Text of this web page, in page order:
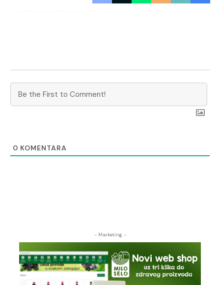
0 KOMENTARA
- Marketing -